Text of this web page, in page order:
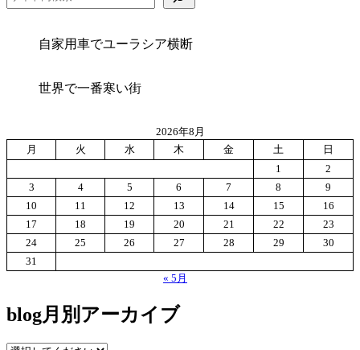
ゴ
自家用車でユーラシア横断
世界で一番寒い街
2026年8月
月
火 水 木 金 土
日
1
2
3
4 5 6 7 8
9
10
11 12 13 14 15
16
17
18 19 20 21 22
23
24
25 26 27 28 29
30
31
« 5月
blog月別アーカイブ